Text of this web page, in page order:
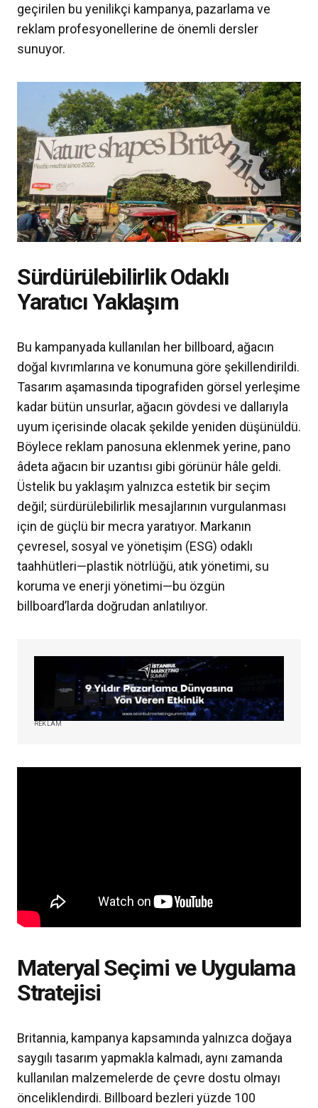
geçirilen bu yenilikçi kampanya, pazarlama ve
reklam profesyonellerine de önemli dersler
sunuyor.
Sürdürülebilirlik Odaklı
Yaratıcı Yaklaşım
Bu kampanyada kullanılan her billboard, ağacın
doğal kıvrımlarına ve konumuna göre şekillendirildi.
Tasarım aşamasında tipografiden görsel yerleşime
kadar bütün unsurlar, ağacın gövdesi ve dallarıyla
uyum içerisinde olacak şekilde yeniden düşünüldü.
Böylece reklam panosuna eklenmek yerine, pano
âdeta ağacın bir uzantısı gibi görünür hâle geldi.
Üstelik bu yaklaşım yalnızca estetik bir seçim
değil; sürdürülebilirlik mesajlarının vurgulanması
için de güçlü bir mecra yaratıyor. Markanın
çevresel, sosyal ve yönetişim (ESG) odaklı
taahhütleri—plastik nötrlüğü, atık yönetimi, su
koruma ve enerji yönetimi—bu özgün
billboard’larda doğrudan anlatılıyor.
REKLAM
Materyal Seçimi ve Uygulama
Stratejisi
Britannia, kampanya kapsamında yalnızca doğaya
saygılı tasarım yapmakla kalmadı, aynı zamanda
kullanılan malzemelerde de çevre dostu olmayı
önceliklendirdi. Billboard bezleri yüzde 100